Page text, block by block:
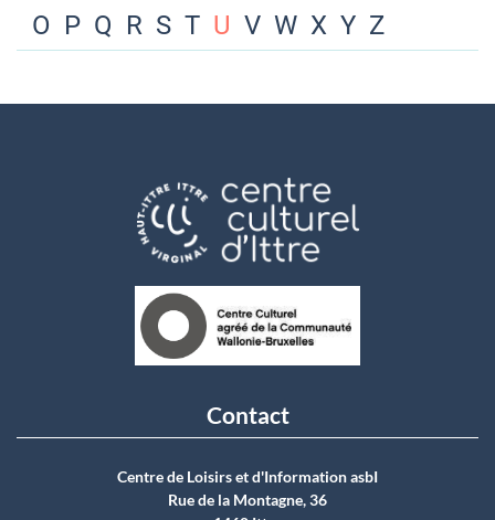
O P Q R S T U V W X Y Z
Contact
Centre de Loisirs et d'Information asbI
Rue de la Montagne, 36